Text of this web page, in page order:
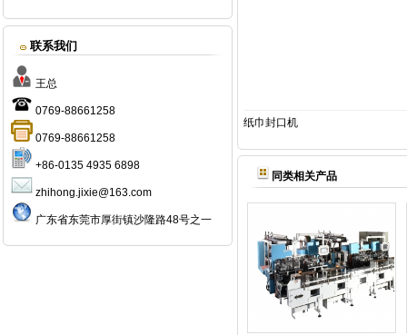
联系我们
王总
0769-88661258
0769-88661258
+86-0135 4935 6898
zhihong.jixie@163.com
广东省东莞市厚街镇沙隆路48号之一
纸巾封口机
同类相关产品